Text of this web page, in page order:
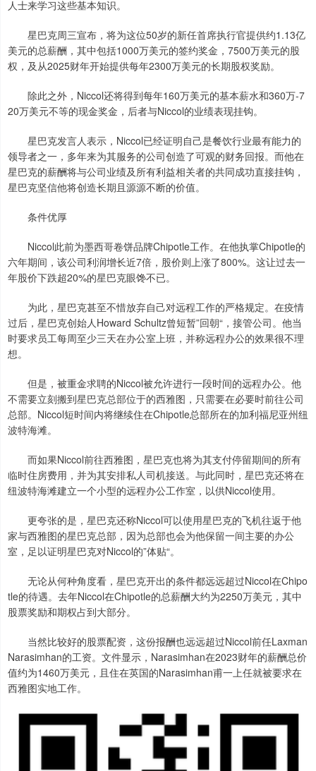
人士来学习这些基本知识。
星巴克周三宣布，将为这位50岁的新任首席执行官提供约1.13亿
美元的总薪酬，其中包括1000万美元的签约奖金，7500万美元的股
权，及从2025财年开始提供每年2300万美元的长期股权奖励。
除此之外，Niccol还将得到每年160万美元的基本薪水和360万-7
20万美元不等的现金奖金，后者与Niccol的业绩表现挂钩。
星巴克发言人表示，Niccol已经证明自己是餐饮行业最有能力的
领导者之一，多年来为其服务的公司创造了可观的财务回报。而他在
星巴克的薪酬将与公司业绩及所有利益相关者的共同成功直接挂钩，
星巴克坚信他将创造长期且源源不断的价值。
条件优厚
Niccol此前为墨西哥卷饼品牌Chipotle工作。在他执掌Chipotle的
六年期间，该公司利润增长近7倍，股价则上涨了800%。这让过去一
年股价下跌超20%的星巴克眼馋不已。
为此，星巴克甚至不惜放弃自己对远程工作的严格规定。在疫情
过后，星巴克创始人Howard Schultz曾短暂”回朝“，接管公司。他当
时要求员工每周至少三天在办公室上班，并称远程办公的效果很不理
想。
但是，被重金求聘的Niccol被允许进行一段时间的远程办公。他
不需要立刻搬到星巴克总部位于的西雅图，只需要在必要时前往公司
总部。Niccol短时间内将继续住在Chipotle总部所在的加利福尼亚州纽
波特海滩。
而如果Niccol前往西雅图，星巴克也将为其支付停留期间的所有
临时住房费用，并为其安排私人司机接送。与此同时，星巴克还将在
纽波特海滩建立一个小型的远程办公工作室，以供Niccol使用。
更夸张的是，星巴克还称Niccol可以使用星巴克的飞机往返于他
家与西雅图的星巴克总部，因为总部也会为他保留一间主要的办公
室，足以证明星巴克对Niccol的”体贴“。
无论从何种角度看，星巴克开出的条件都远远超过Niccol在Chipo
tle的待遇。去年Niccol在Chipotle的总薪酬大约为2250万美元，其中
股票奖励和期权占到大部分。
当然比较好的股票配资，这份报酬也远远超过Niccol前任Laxman
Narasimhan的工资。文件显示，Narasimhan在2023财年的薪酬总价
值约为1460万美元，且住在英国的Narasimhan甫一上任就被要求在
西雅图实地工作。